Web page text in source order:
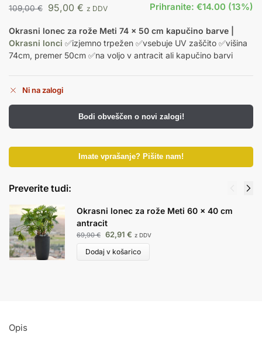
109,00€ 95,00 € z DDV Prihranite: €14.00 (13%)
Okrasni lonec za rože Meti 74 x 50 cm kapučino barve |
Okrasni lonci ✅izjemno trpežen ✅vsebuje UV zaščito ✅višina
74cm, premer 50cm ✅na voljo v antracit ali kapučino barvi
Ni na zalogi
Bodi obveščen o novi zalogi!
Imate vprašanje? Pišite nam!
Preverite tudi:
Okrasni lonec za rože Meti 60 x 40 cm
antracit
69,90€ 62,91 € z DDV
Dodaj v košarico
Opis